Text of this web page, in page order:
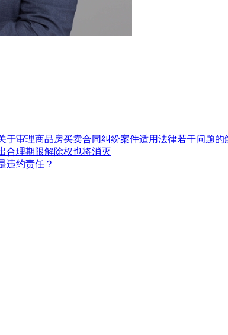
于审理商品房买卖合同纠纷案件适用法律若干问题的
合理期限解除权也将消灭
违约责任？